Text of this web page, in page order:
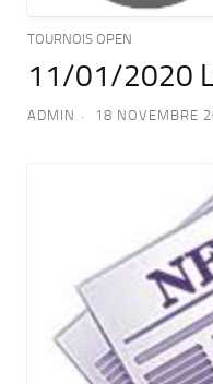
TOURNOIS OPEN
11/01/2020
ADMIN 18 NOVEMBRE